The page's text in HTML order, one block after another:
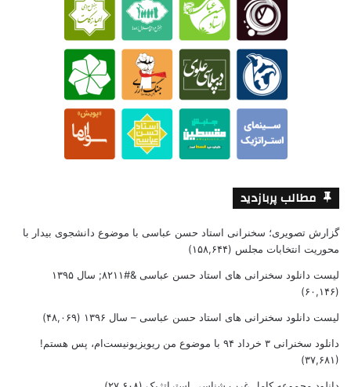
مطالب پربازدید
گزارش تصویری؛ سخنرانی استاد حسن عباسی با موضوع دانشجوی بیدار با
محوریت انتخابات مجلس (۱۵۸,۶۴۴)
لیست دانلود سخنرانی های استاد حسن عباسی &#۸۲۱۱; سال ۱۳۹۵
(۶۰,۱۴۶)
لیست دانلود سخنرانی های استاد حسن عباسی – سال ۱۳۹۶ (۴۸,۰۶۹)
دانلود سخنرانی ۳ خرداد ۹۴ با موضوع من ریویزیونیست‌ام، پس هستم!
(۳۷,۶۸۱)